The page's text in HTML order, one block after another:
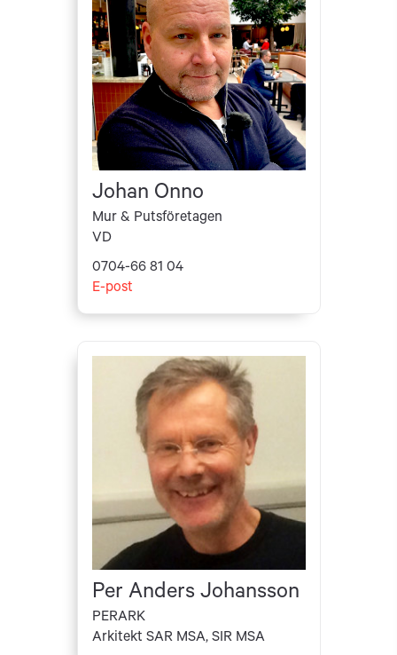
Johan Onno
Mur & Putsföretagen
VD
0704-66 81 04
E-post
Per Anders Johansson
PERARK
Arkitekt SAR MSA, SIR MSA